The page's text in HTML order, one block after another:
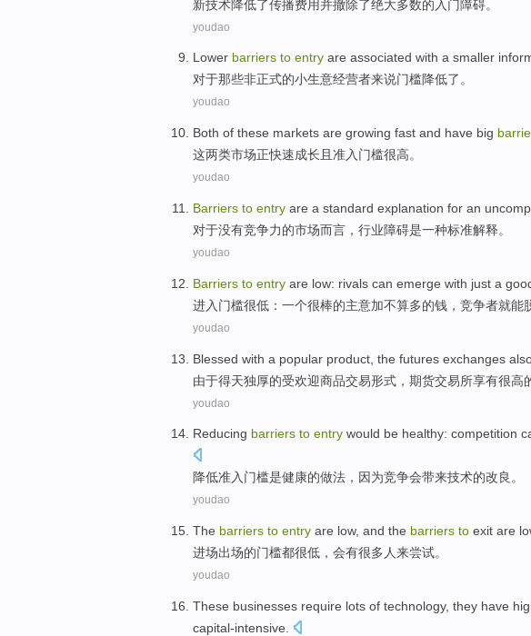
新技术降低了传播费用并撤除了绝大多数的入门 障碍。
youdao
Lower barriers to entry are associated with a smaller
对于那些非正式的小生意经营者来说门槛降低了。
youdao
Both of these markets are growing fast and have big
这两类市场正快速成长 且 准入 门槛很高。
youdao
Barriers to entry are a standard explanation for an
对于没有竞争力的市场而言，行业障碍是一种标准解释。
youdao
Barriers to entry are low: rivals can emerge with just a
进入门槛很低 ： 一个很棒的主意加不算多的钱， 竞争者就能
youdao
Blessed with a popular product the futures exchanges
由于得天独厚的受欢迎商品交易形式， 期货交易所享有很高
youdao
Reducing barriers to entry would be healthy: competition
降低准入门槛是健康的做法，因为竞争会带来技术的改良。
youdao
The barriers to entry are low, and the barriers to exit are
进场出场的门槛都很低 ，会有很多 人来尝试。
youdao
These businesses require lots of technology, they have
capital-intensive